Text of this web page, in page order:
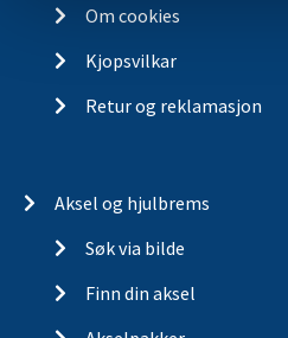
Om cookies
Kjopsvilkar
Retur og reklamasjon
Aksel og hjulbrems
Søk via bilde
Finn din aksel